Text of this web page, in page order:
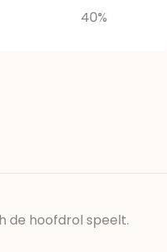
40%
de hoofdrol speelt.